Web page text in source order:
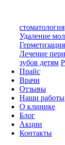
стоматология
Удаление
Лечение
зубов детям
Прайс
Врачи
Отзывы
Наши работы
О клинике
Блог
Акции
Контакты